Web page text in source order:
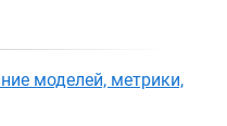
моделей, метрики,